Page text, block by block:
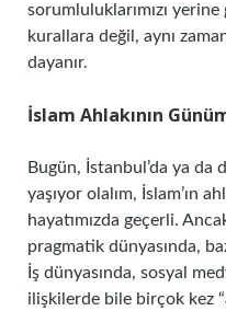
sorumluluklarımızı yerine
kurallara değil, aynı
dayanır.
İslam Ahlakının
Bugün, İstanbul’da ya da
yaşıyor olalım, İslam’ın
hayatımızda geçerli.
pragmatik dünyasında,
İş dünyasında, sosyal
ilişkilerde bile birçok kez